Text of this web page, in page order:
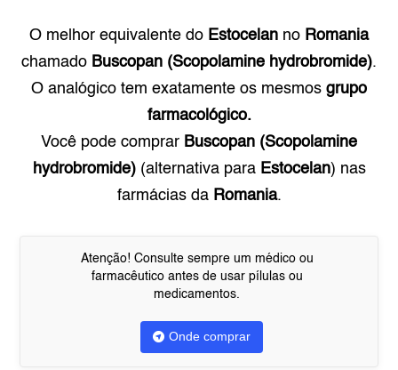
O melhor equivalente do Estocelan no Romania
chamado Buscopan (Scopolamine hydrobromide).
O analógico tem exatamente os mesmos grupo
farmacológico.
Você pode comprar Buscopan (Scopolamine
hydrobromide)(alternativa para Estocelan) nas
farmácias da Romania.
Atenção! Consulte sempre um médico ou
farmacêutico antes de usar pílulas ou
medicamentos.
Onde comprar